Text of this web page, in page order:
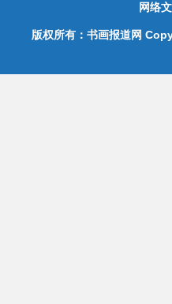
网络
版权所有：书画报道网